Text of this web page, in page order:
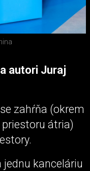
autori Juraj
zahŕňa (okrem
átria)
jednu kanceláriu